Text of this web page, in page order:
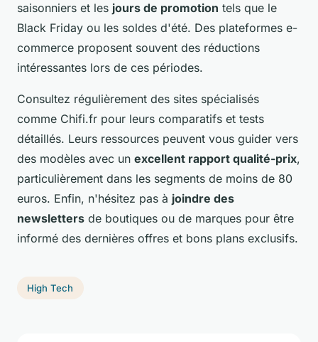
saisonniers et les jours de promotion tels que le
Black Friday ou les soldes d'été. Des plateformes e-
commerce proposent souvent des réductions
intéressantes lors de ces périodes.
Consultez régulièrement des sites spécialisés
comme Chifi.fr pour leurs comparatifs et tests
détaillés. Leurs ressources peuvent vous guider vers
des modèles avec un excellent rapport qualité-prix,
particulièrement dans les segments de moins de 80
euros. Enfin, n'hésitez pas à joindre des
newsletters de boutiques ou de marques pour être
informé des dernières offres et bons plans exclusifs.
High Tech